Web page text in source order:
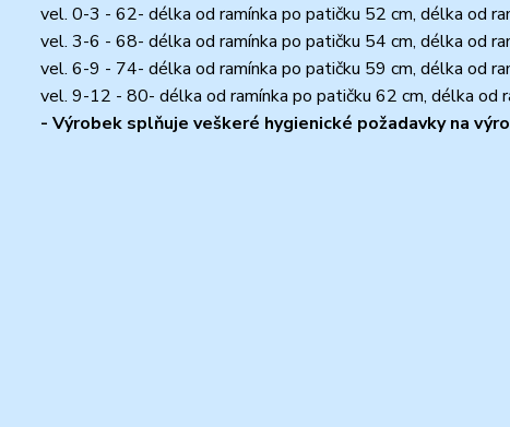
vel. 0-3 - 62- délka od ramínka po patičku 52 cm, délka od
vel. 3-6 - 68- délka od ramínka po patičku 54 cm, délka od
vel. 6-9 - 74- délka od ramínka po patičku 59 cm, délka od
vel. 9-12 - 80- délka od ramínka po patičku 62 cm, délka od
- Výrobek splňuje veškeré hygienické požadavky na